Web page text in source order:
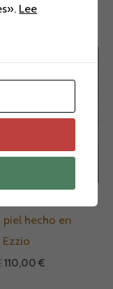
hecho en
Ezzio
precio
original
110,00 €
precio
actual
Lee